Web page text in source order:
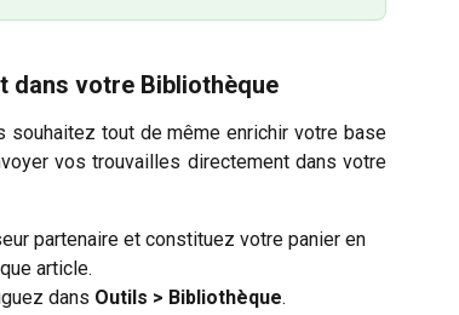
dans votre Bibliothèque
tout de même enrichir votre base
vos trouvailles directement dans votre
partenaire et constituez votre panier en
article.
dans Outils > Bibliothèque.